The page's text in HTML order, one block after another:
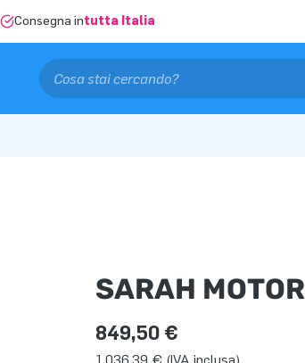
Consegna intutta Italia
SARAH MOTOR
849,50 €